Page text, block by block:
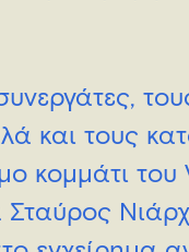
και τους
κομμάτι
Σταύρος